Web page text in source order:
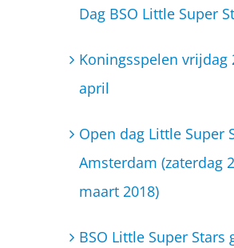
Dag BSO Little Super
Koningsspelen vrijdag
april
Open dag Little Super
Amsterdam (zaterdag
maart 2018)
BSO Little Super Stars